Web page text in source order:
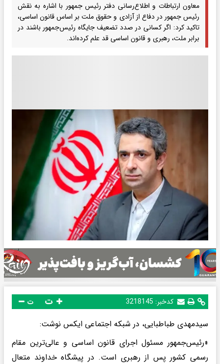
معاون ارتباطات و اطلاع‌رسانی دفتر رئیس جمهور با اشاره به نقش
رئیس جمهور در دفاع از آزادی و حقوق ملت بر اساس قانون اساسی،
تاکید کرد: اگر کسانی در صدد تضعیف جایگاه رئیس‌جمهور باشند در
برابر ملت، رهبری و قانون اساسی قد علم کرده‌اند‌.
کدخبر: 3218145 ت
سیدمهدی طباطبایی، در شبکه اجتماعی ایکس نوشت:
«رئیس‌جمهور مسئول اجرای قانون اساسی و عالی‌ترین مقام
رسمی کشور پس از رهبری است. در پیشگاه خداوند متعال